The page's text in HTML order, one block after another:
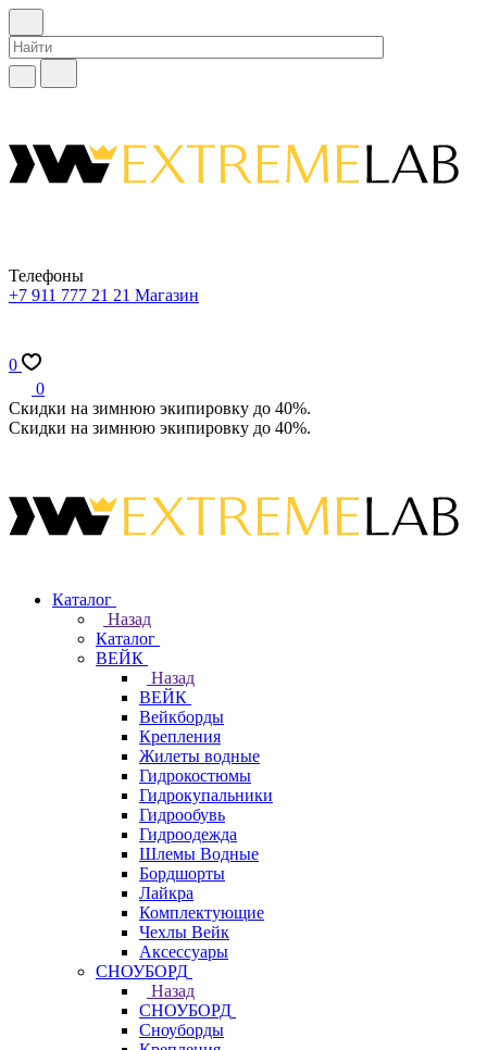
Телефоны
+7 911 777 21 21 Магазин
0
0
Скидки на зимнюю экипировку до 40%.
Скидки на зимнюю экипировку до 40%.
Каталог
Назад
Каталог
ВЕЙК
Назад
ВЕЙК
Вейкборды
Крепления
Жилеты водные
Гидрокостюмы
Гидрокупальники
Гидрообувь
Гидроодежда
Шлемы Водные
Бордшорты
Лайкра
Комплектующие
Чехлы Вейк
Аксессуары
СНОУБОРД
Назад
СНОУБОРД
Сноуборды